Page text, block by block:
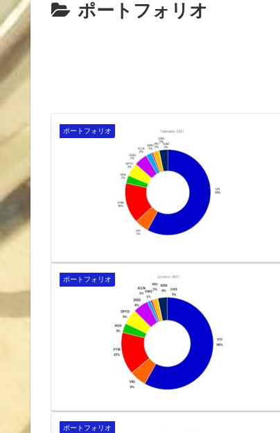
ポートフォリオ
ポートフォリオ
ポートフォリオ
ポートフォリオ